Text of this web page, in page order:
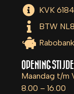
KVK
BTW
Maandag t/m
8.00 – 16.00